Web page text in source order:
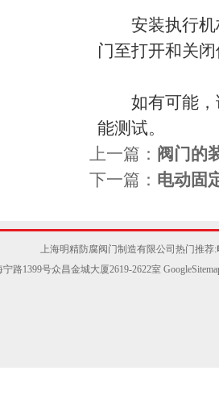
安装执行机
门至打开和关
如有可能，
能测试。
上一篇： 阀门的
下一篇： 电动固
上海明精防腐阀门制造有限公司热门推荐:
路1399号众昌金城大厦2619-2622室